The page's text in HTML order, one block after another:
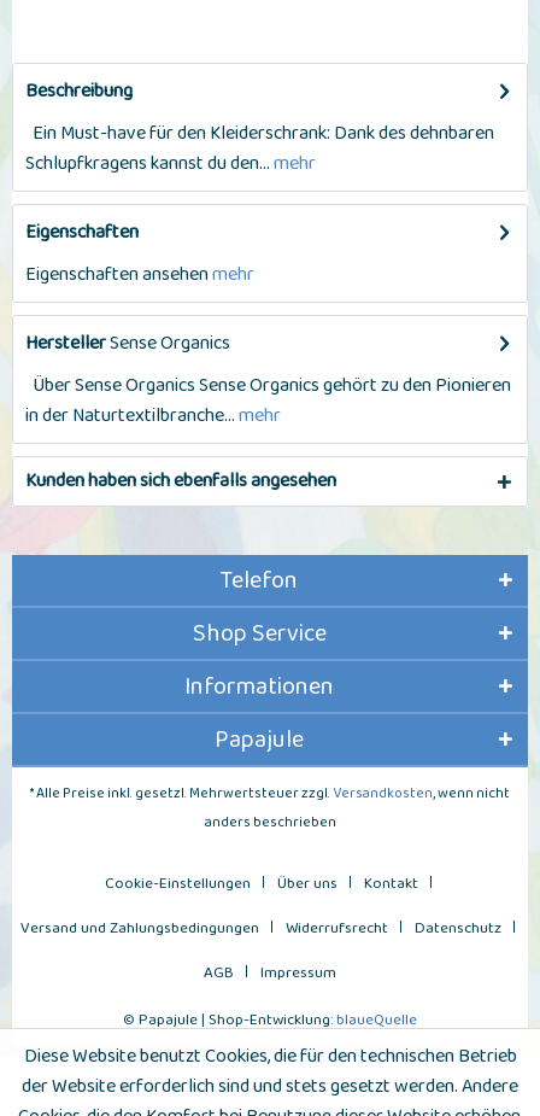
Beschreibung
Ein Must-have für den Kleiderschrank: Dank des dehnbaren
Schlupfkragens kannst du den...mehr
Eigenschaften
Eigenschaften ansehenmehr
HerstellerSense Organics
Über Sense Organics Sense Organics gehört zu den Pionieren
in der Naturtextilbranche...mehr
Kunden haben sich ebenfalls angesehen
Telefon
Shop Service
Informationen
Papajule
* Alle Preise inkl. gesetzl. Mehrwertsteuer zzgl. Versandkosten, wenn nicht
anders beschrieben
Cookie-Einstellungen Über uns
Kontakt
Versand und Zahlungsbedingungen
Widerrufsrecht
Datenschutz
AGB
Impressum
© Papajule | Shop-Entwicklung:blaueQuelle
Diese Website benutzt Cookies, die für den technischen Betrieb
der Website erforderlich sind und stets gesetzt werden. Andere